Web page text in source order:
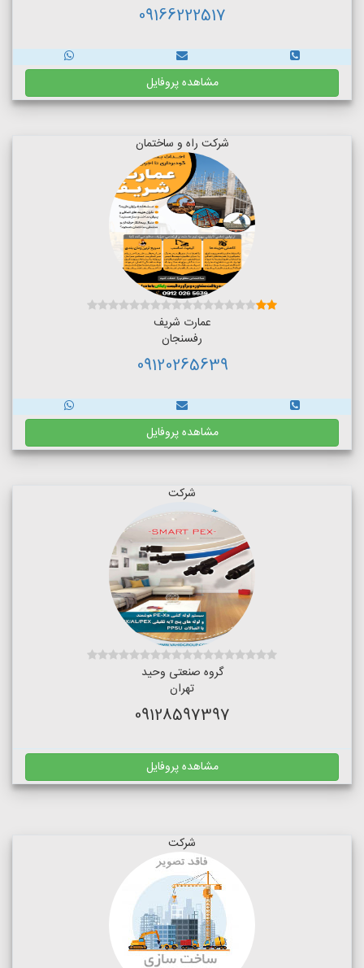
09166222517
مشاهده پروفایل
شرکت راه و ساختمان
عمارت شریف
رفسنجان
09120265639
مشاهده پروفایل
شرکت
گروه صنعتی وحید
تهران
09128597397
مشاهده پروفایل
شرکت